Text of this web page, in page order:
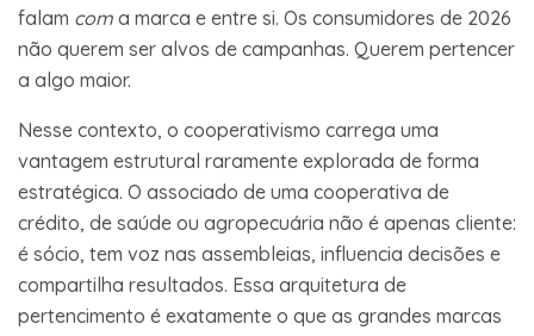
falam com a marca e entre si. Os consumidores de 2026
não querem ser alvos de campanhas. Querem pertencer
a algo maior.
Nesse contexto, o cooperativismo carrega uma
vantagem estrutural raramente explorada de forma
estratégica. O associado de uma cooperativa de
crédito, de saúde ou agropecuária não é apenas cliente:
é sócio, tem voz nas assembleias, influencia decisões e
compartilha resultados. Essa arquitetura de
pertencimento é exatamente o que as grandes marcas